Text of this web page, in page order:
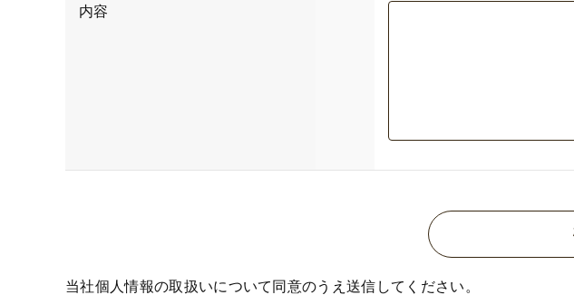
内容
当社個人情報の取扱いについて同意のうえ送信してください。